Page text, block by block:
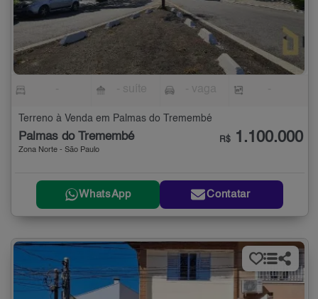
Terreno à Venda em Palmas do Tremembé
Palmas do Tremembé
Zona Norte - São Paulo
R$ 1.100.000
WhatsApp Contatar